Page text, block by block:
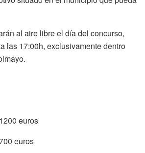
al aire libre el día del concurso,
las 17:00h, exclusivamente dentro
euros
euros